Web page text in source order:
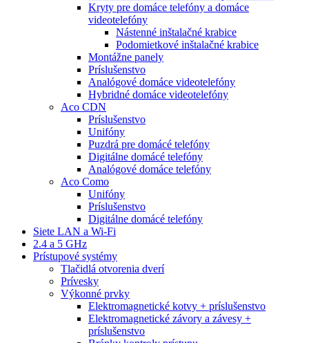
Kryty pre domáce telefóny a domáce
videotelefóny
Nástenné inštalačné krabice
Podomietkové inštalačné krabice
Montážne panely
Príslušenstvo
Analógové domáce videotelefóny
Hybridné domáce videotelefóny
Aco CDN
Príslušenstvo
Unifóny
Puzdrá pre domácé telefóny
Digitálne domácé telefóny
Analógové domáce telefóny
Aco Como
Unifóny
Príslušenstvo
Digitálne domácé telefóny
Siete LAN a Wi-Fi
2.4 a 5 GHz
Prístupové systémy
Tlačidlá otvorenia dverí
Prívesky
Výkonné prvky
Elektromagnetické kotvy + príslušenstvo
Elektromagnetické závory a závesy +
príslušenstvo